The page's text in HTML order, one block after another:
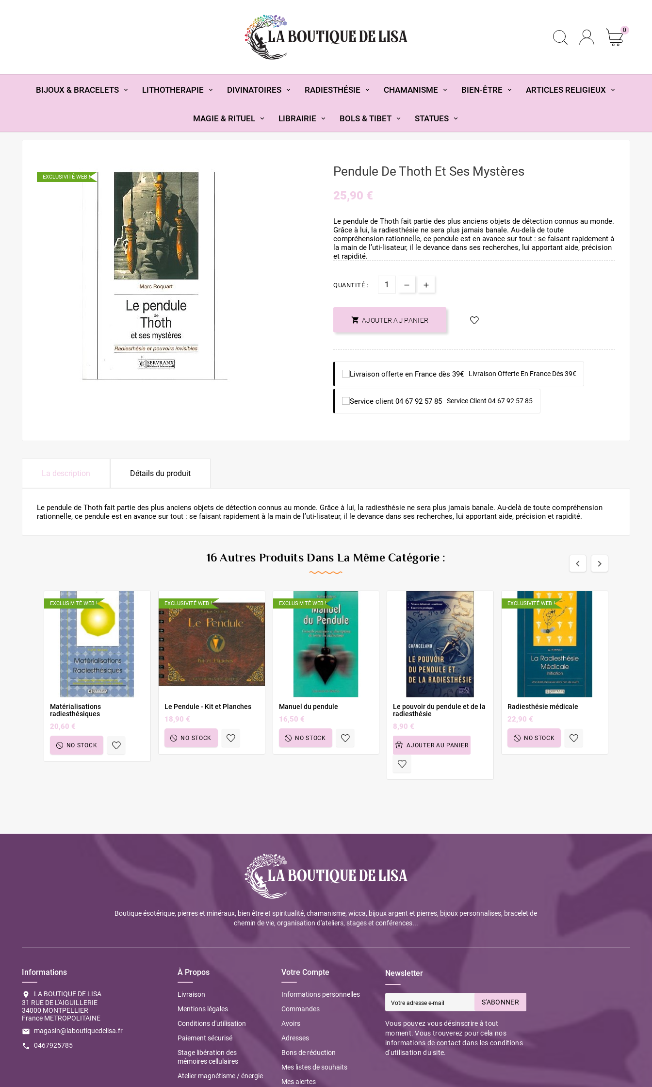
0
BIJOUX & BRACELETS LITHOTHERAPIE DIVINATOIRES RADIESTHÉSIE CHAMANISME BIEN-ÊTRE ARTICLES RELIGIEUX
MAGIE & RITUEL LIBRAIRIE BOLS & TIBET STATUES
EXCLUSIVITÉ WEB ! Pendule De Thoth Et Ses Mystères
25,90 €
Le pendule de Thoth fait partie des plus anciens objets de détection connus au monde.
Grâce à lui, la radiesthésie ne sera plus jamais banale. Au-delà de toute
compréhension rationnelle, ce pendule est en avance sur tout : se faisant rapidement à
la main de l’uti-lisateur, il le devance dans ses recherches, lui apportant aide, précision
et rapidité.
QUANTITÉ :
 AJOUTER AU PANIER
Livraison Offerte En France Dès 39€
Service Client 04 67 92 57 85
La description Détails du produit
Le pendule de Thoth fait partie des plus anciens objets de détection connus au monde. Grâce à lui, la radiesthésie ne sera plus jamais banale. Au-delà de toute compréhension
rationnelle, ce pendule est en avance sur tout : se faisant rapidement à la main de l’uti-lisateur, il le devance dans ses recherches, lui apportant aide, précision et rapidité.
16 Autres Produits Dans La Même Catégorie :  
EXCLUSIVITÉ WEB !
Matérialisations
radiesthésiques
20,60 €
NO STOCK
EXCLUSIVITÉ WEB !
Le Pendule - Kit et Planches
18,90 €
NO STOCK
EXCLUSIVITÉ WEB !
Manuel du pendule
16,50 €
NO STOCK
Le pouvoir du pendule et de la
radiesthésie
8,90 €
AJOUTER AU PANIER
EXCLUSIVITÉ WEB !
Radiesthésie médicale
22,90 €
NO STOCK
Boutique ésotérique, pierres et minéraux, bien être et spiritualité, chamanisme, wicca, bijoux argent et pierres, bijoux personnalises, bracelet de
chemin de vie, organisation d'ateliers, stages et conférences...
Informations
location_on
LA BOUTIQUE DE LISA
31 RUE DE L'AIGUILLERIE
34000 MONTPELLIER
France METROPOLITAINE
email magasin@laboutiquedelisa.fr
call 0467925785
À Propos
Livraison
Mentions légales
Conditions d'utilisation
Paiement sécurisé
Stage libération des
mémoires cellulaires
Atelier magnétisme / énergie
Votre Compte
Informations personnelles
Commandes
Avoirs
Adresses
Bons de réduction
Mes listes de souhaits
Mes alertes
Newsletter
S'ABONNER
Vous pouvez vous désinscrire à tout
moment. Vous trouverez pour cela nos
informations de contact dans les conditions
d'utilisation du site.